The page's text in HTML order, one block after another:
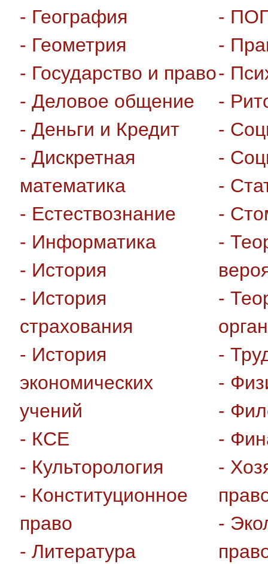
- География
- Геометрия
- Государство и право
- Деловое общение
- Деньги и Кредит
- Дискретная
математика
- Естествознание
- Информатика
- История
- История
страхования
- История
экономических
учений
- КСЕ
- Культорология
- Конституционное
право
- Литература
-
-
-
-
-
-
-
-
-
-
-
-
-
-
-
-